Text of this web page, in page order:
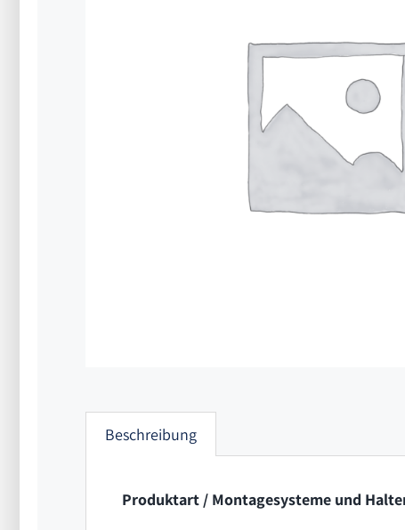
Beschreibung
Produktart / Montagesysteme und